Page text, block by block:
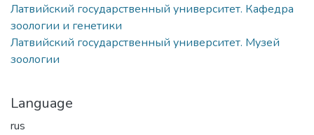
Латвийский государственный университет. Кафедра
зоологии и генетики
Латвийский государственный университет. Музей
зоологии
Language
rus